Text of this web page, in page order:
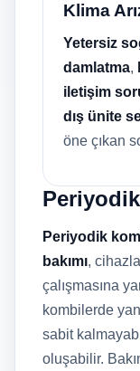
Klima
Yetersiz
damlatma,
iletişim
dış ünite
öne çıkan
Periyodik
Periyodik
bakımı,
çalışmasına
kombilerde
sabit
oluşabilir.